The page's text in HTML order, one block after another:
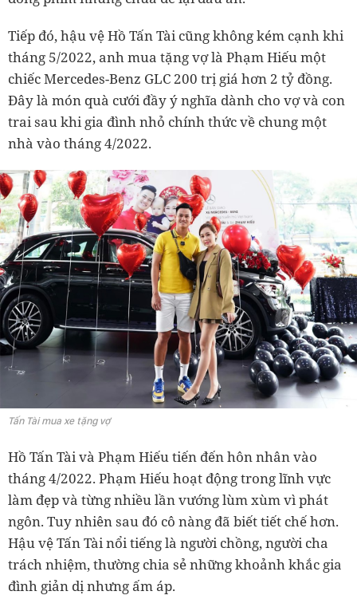
Tiếp đó, hậu vệ Hồ Tấn Tài cũng không kém cạnh khi
tháng 5/2022, anh mua tặng vợ là Phạm Hiếu một
chiếc Mercedes-Benz GLC 200 trị giá hơn 2 tỷ đồng.
Đây là món quà cưới đầy ý nghĩa dành cho vợ và con
trai sau khi gia đình nhỏ chính thức về chung một
nhà vào tháng 4/2022.
Tấn Tài mua xe tặng vợ
Hồ Tấn Tài và Phạm Hiếu tiến đến hôn nhân vào
tháng 4/2022. Phạm Hiếu hoạt động trong lĩnh vực
làm đẹp và từng nhiều lần vướng lùm xùm vì phát
ngôn. Tuy nhiên sau đó cô nàng đã biết tiết chế hơn.
Hậu vệ Tấn Tài nổi tiếng là người chồng, người cha
trách nhiệm, thường chia sẻ những khoảnh khắc gia
đình giản dị nhưng ấm áp.